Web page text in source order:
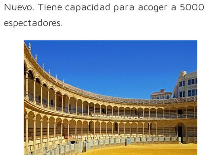
Nuevo. Tiene capacidad para acoger a 5000
espectadores.